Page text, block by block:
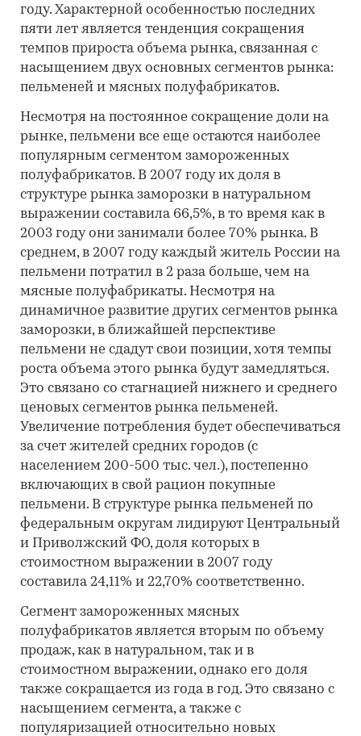
году. Характерной особенностью последних
пяти лет является тенденция сокращения
темпов прироста объема рынка, связанная с
насыщением двух основных сегментов рынка:
пельменей и мясных полуфабрикатов.
Несмотря на постоянное сокращение доли на
рынке, пельмени все еще остаются наиболее
популярным сегментом замороженных
полуфабрикатов. В 2007 году их доля в
структуре рынка заморозки в натуральном
выражении составила 66,5%, в то время как в
2003 году они занимали более 70% рынка. В
среднем, в 2007 году каждый житель России на
пельмени потратил в 2 раза больше, чем на
мясные полуфабрикаты. Несмотря на
динамичное развитие других сегментов рынка
заморозки, в ближайшей перспективе
пельмени не сдадут свои позиции, хотя темпы
роста объема этого рынка будут замедляться.
Это связано со стагнацией нижнего и среднего
ценовых сегментов рынка пельменей.
Увеличение потребления будет обеспечиваться
за счет жителей средних городов (с
населением 200-500 тыс. чел.), постепенно
включающих в свой рацион покупные
пельмени. В структуре рынка пельменей по
федеральным округам лидируют Центральный
и Приволжский ФО, доля которых в
стоимостном выражении в 2007 году
составила 24,11% и 22,70% соответственно.
Сегмент замороженных мясных
полуфабрикатов является вторым по объему
продаж, как в натуральном, так и в
стоимостном выражении, однако его доля
также сокращается из года в год. Это связано с
насыщением сегмента, а также с
популяризацией относительно новых